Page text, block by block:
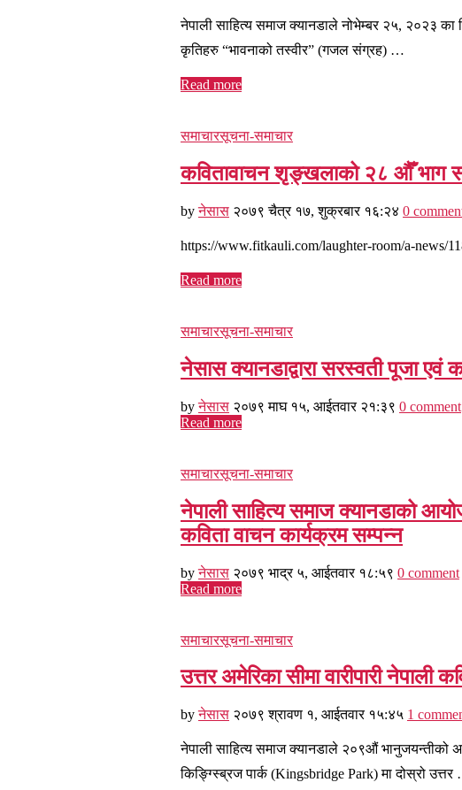
नेपाली साहित्य समाज क्यानडाले नोभेम्बर २५, २०२३ का
कृतिहरु “भावनाको तस्वीर” (गजल संग्रह) …
Read more
समाचारसूचना-समाचार
कवितावाचन शृङ्खलाको २८ औँ भाग
byनेसास २०७९ चैत्र १७, शुक्रबार १६:२४ 0
https://www.fitkauli.com/laughter-room/a-news/
Read more
समाचारसूचना-समाचार
नेसास क्यानडाद्वारा सरस्वती पूजा एवं
byनेसास २०७९ माघ १५, आईतवार २१:३९ 0 comment
Read more
समाचारसूचना-समाचार
नेपाली साहित्य समाज क्यानडाको
कविता वाचन कार्यक्रम सम्पन्न
byनेसास २०७९ भाद्र ५, आईतवार १८:५९ 0 comment
Read more
समाचारसूचना-समाचार
उत्तर अमेरिका सीमा वारीपारी नेपाली
byनेसास २०७९ श्रावण १, आईतवार १५:४५ 1
नेपाली साहित्य समाज क्यानडाले २०९औं भानुजयन्तीको
किङ्ग्स्ब्रिज पार्क (Kingsbridge Park) मा दोस्रो